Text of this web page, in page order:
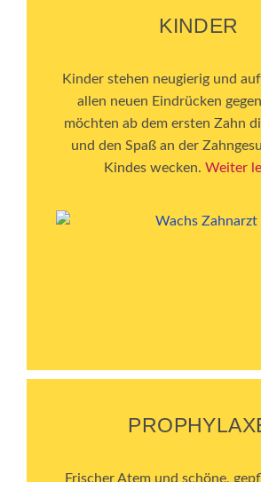
KINDER
Kinder stehen neugierig und
allen neuen Eindrücken
möchten ab dem ersten Zahn
und den Spaß an der
Kindes wecken. Weiter
Frischer Atem und schöne,